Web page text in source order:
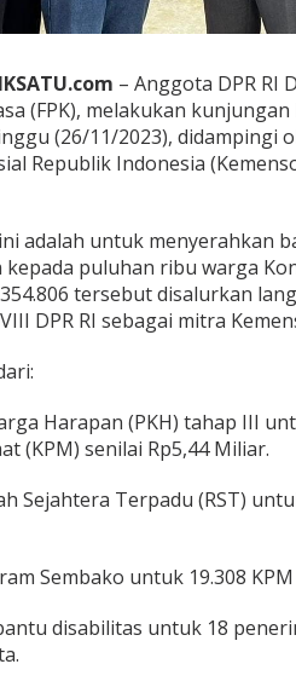
– Anggota DPR RI
(FPK), melakukan
(26/11/2023), didampingi
Republik Indonesia
adalah untuk menyerahkan
kepada puluhan ribu warga
tersebut disalurkan
DPR RI sebagai mitra
Harapan (PKH) tahap III
(KPM) senilai Rp5,44 Miliar.
Sejahtera Terpadu (RST)
Sembako untuk 19.308
disabilitas untuk 18